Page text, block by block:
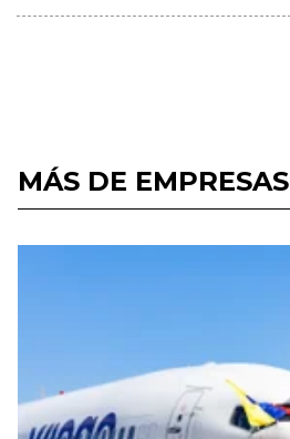
MÁS DE EMPRESAS